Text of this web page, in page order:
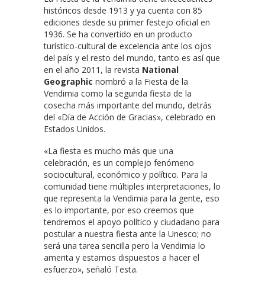
históricos desde 1913 y ya cuenta con 85
ediciones desde su primer festejo oficial en
1936. Se ha convertido en un producto
turístico-cultural de excelencia ante los ojos
del país y el resto del mundo, tanto es así que
en el año 2011, la revista National
Geographic nombró a la Fiesta de la
Vendimia como la segunda fiesta de la
cosecha más importante del mundo, detrás
del «Día de Acción de Gracias», celebrado en
Estados Unidos.
«La fiesta es mucho más que una
celebración, es un complejo fenómeno
sociocultural, económico y político. Para la
comunidad tiene múltiples interpretaciones, lo
que representa la Vendimia para la gente, eso
es lo importante, por eso creemos que
tendremos el apoyo político y ciudadano para
postular a nuestra fiesta ante la Unesco; no
será una tarea sencilla pero la Vendimia lo
amerita y estamos dispuestos a hacer el
esfuerzo», señaló Testa.